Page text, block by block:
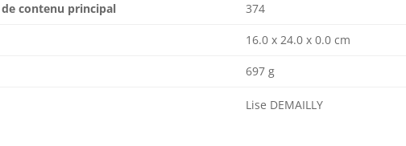
contenu principal 374
16.0 x 24.0 x 0.0 cm
697 g
Lise DEMAILLY